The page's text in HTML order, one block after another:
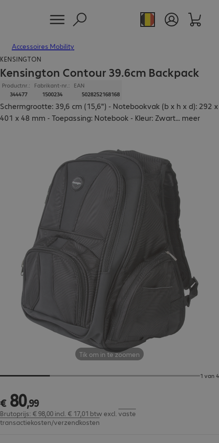
Accessoires Mobility
Tik om in te zoomen
1 van 4
KENSINGTON
Kensington Contour 39.6cm Backpack
Productnr.:
344477
Fabrikant-nr.:
1500234
EAN
5028252168168
Schermgrootte: 39,6 cm (15,6") - Notebookvak (b x h x d): 292 x
401 x 48 mm - Toepassing: Notebook - Kleur: Zwart... meer
€ 80,99
€ 80,99
Brutoprijs: € 98,00 incl. € 17,01 btw excl. vaste
transactiekosten/verzendkosten